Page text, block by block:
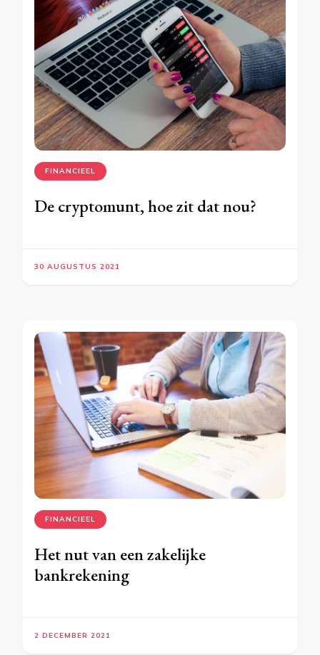
FINANCIEEL
De cryptomunt, hoe zit dat nou?
30 AUGUSTUS 2021
FINANCIEEL
Het nut van een zakelijke
bankrekening
2 DECEMBER 2021